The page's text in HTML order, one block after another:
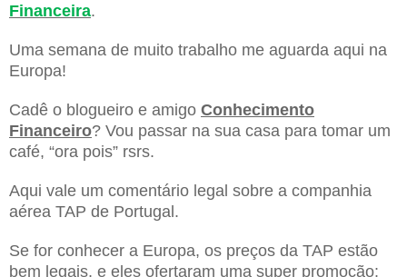
Financeira.
Uma semana de muito trabalho me aguarda aqui na
Europa!
Cadê o blogueiro e amigo Conhecimento
Financeiro? Vou passar na sua casa para tomar um
café, “ora pois” rsrs.
Aqui vale um comentário legal sobre a companhia
aérea TAP de Portugal.
Se for conhecer a Europa, os preços da TAP estão
bem legais, e eles ofertaram uma super promoção: